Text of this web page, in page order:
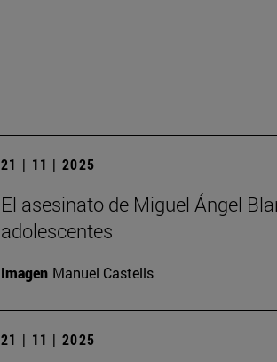
21 | 11 | 2025
El asesinato de Miguel Ángel
adolescentes
Imagen Manuel Castells
21 | 11 | 2025